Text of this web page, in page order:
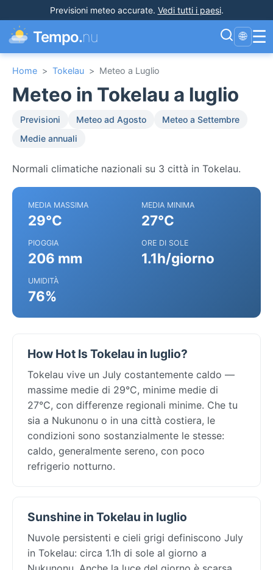
Previsioni meteo accurate. Vedi tutti i paesi.
Tempo.nu 🌐 ☰
Home > Tokelau > Meteo a Luglio
Meteo in Tokelau a luglio
Previsioni Meteo ad Agosto
Meteo a Settembre
Medie annuali
Normali climatiche nazionali su 3 città in Tokelau.
MEDIA MASSIMA
29°C
MEDIA MINIMA
27°C
PIOGGIA
206 mm
ORE DI SOLE
1.1h/giorno
UMIDITÀ
76%
How Hot Is Tokelau in luglio?
Tokelau vive un July costantemente caldo —
massime medie di 29°C, minime medie di
27°C, con differenze regionali minime. Che tu
sia a Nukunonu o in una città costiera, le
condizioni sono sostanzialmente le stesse:
caldo, generalmente sereno, con poco
refrigerio notturno.
Sunshine in Tokelau in luglio
Nuvole persistenti e cieli grigi definiscono July
in Tokelau: circa 1.1h di sole al giorno a